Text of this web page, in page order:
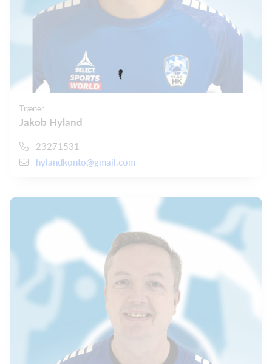
Træner
Jakob Hyland
23271531
hylandkonto@gmail.com